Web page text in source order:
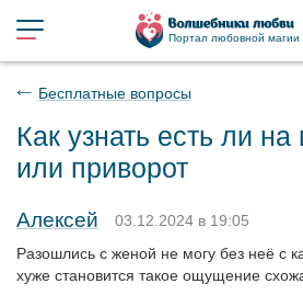
Портал любовной магии
Бесплатные вопросы
Как узнать есть ли
или приворот
Алексей
03.12.2024 в 19:05
Разошлись с женой не могу без неё с
хуже становится такое ощущение